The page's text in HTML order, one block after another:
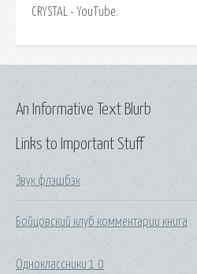
CRYSTAL - YouTube.
Links to Important Stuff
Звук флэшбэк
Бойцовский клуб комментарии книга
Одноклассники 1 0
An Informative Text Blurb